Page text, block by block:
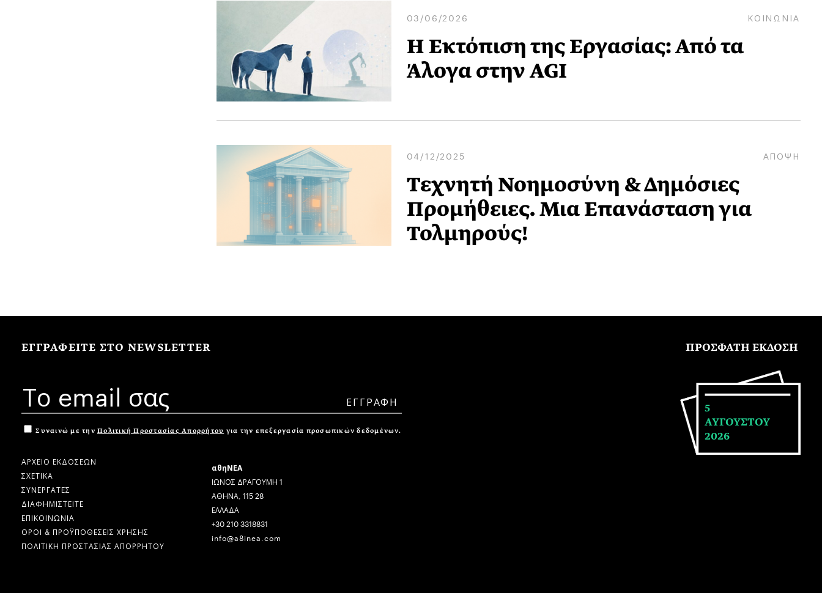
03/06/2026 ΚΟΙΝΩΝΙΑ
Η Εκτόπιση της Εργασίας: Από τα
Άλογα στην AGI
04/12/2025 ΑΠΟΨΗ
Τεχνητή Νοημοσύνη & Δημόσιες
Προμήθειες. Μια Επανάσταση για
Τολμηρούς!
ΕΓΓΡΑΦΕΙΤΕ ΣΤΟ NEWSLETTER
Συναινώ με την Πολιτική Προστασίας Απορρήτου για την επεξεργασία προσωπικών δεδομένων.
ΑΡΧΕΙΟ ΕΚΔΟΣΕΩΝ
ΣΧΕΤΙΚΑ
ΣΥΝΕΡΓΑΤΕΣ
ΔΙΑΦΗΜΙΣΤΕΙΤΕ
ΕΠΙΚΟΙΝΩΝΙΑ
ΟΡΟΙ & ΠΡΟΫΠΟΘΕΣΕΙΣ ΧΡΗΣΗΣ
ΠΟΛΙΤΙΚΗ ΠΡΟΣΤΑΣΙΑΣ ΑΠΟΡΡΗΤΟΥ
αθηΝΕΑ
ΙΩΝΟΣ ΔΡΑΓΟΥΜΗ 1
ΑΘΗΝΑ, 115 28
ΕΛΛΑΔΑ
+30 210 3318831
info@a8inea.com
ΠΡΟΣΦΑΤΗ ΕΚΔΟΣΗ
5
ΑΥΓΟΥΣΤΟΥ
2026